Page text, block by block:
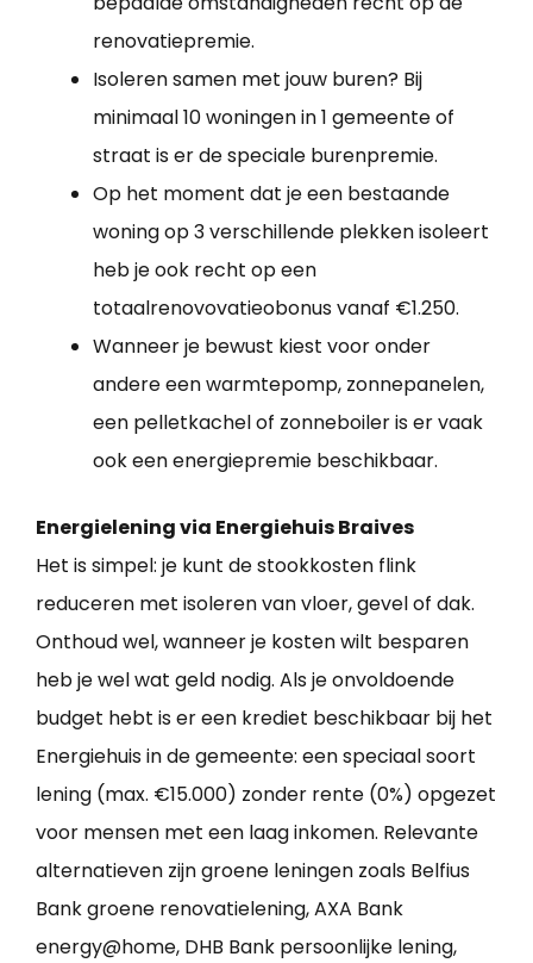
renovatiepremie.
Isoleren samen met jouw buren? Bij
minimaal 10 woningen in 1 gemeente of
straat is er de speciale burenpremie.
Op het moment dat je een bestaande
woning op 3 verschillende plekken isoleert
heb je ook recht op een
totaalrenovovatieobonus vanaf €1.250.
Wanneer je bewust kiest voor onder
andere een warmtepomp, zonnepanelen,
een pelletkachel of zonneboiler is er vaak
ook een energiepremie beschikbaar.
Energielening via Energiehuis Braives
Het is simpel: je kunt de stookkosten flink
reduceren met isoleren van vloer, gevel of dak.
Onthoud wel, wanneer je kosten wilt besparen
heb je wel wat geld nodig. Als je onvoldoende
budget hebt is er een krediet beschikbaar bij het
Energiehuis in de gemeente: een speciaal soort
lening (max. €15.000) zonder rente (0%) opgezet
voor mensen met een laag inkomen. Relevante
alternatieven zijn groene leningen zoals Belfius
Bank groene renovatielening, AXA Bank
energy@home, DHB Bank persoonlijke lening,